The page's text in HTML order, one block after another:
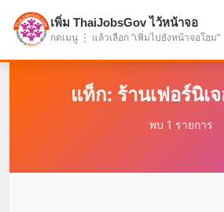
แบ่งปันโอกาส เพื่ออนาคตที่ก้าวหน้า
แท็ก: ร้านเฟอร์นิเ
พบ 1 รายการ
เพิ่ม ThaiJobsGov ไว้หน้าจอ
กดเมนู ⋮ แล้วเลือก "เพิ่มไปยังหน้าจอโฮม"